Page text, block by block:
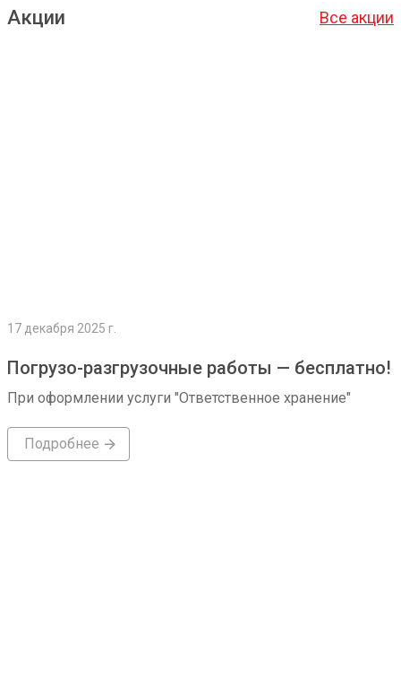
Акции Все акции
17 декабря 2025 г.
Погрузо-разгрузочные работы — бесплатно!
При оформлении услуги "Ответственное хранение"
Подробнее